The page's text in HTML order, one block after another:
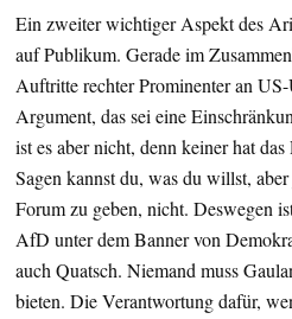
Ein zweiter wichtiger Aspekt des
auf Publikum. Gerade im
Auftritte rechter Prominenter an
Argument, das sei eine
ist es aber nicht, denn keiner hat
Sagen kannst du, was du willst,
Forum zu geben, nicht. Deswegen
AfD unter dem Banner von
auch Quatsch. Niemand muss
bieten. Die Verantwortung dafür,